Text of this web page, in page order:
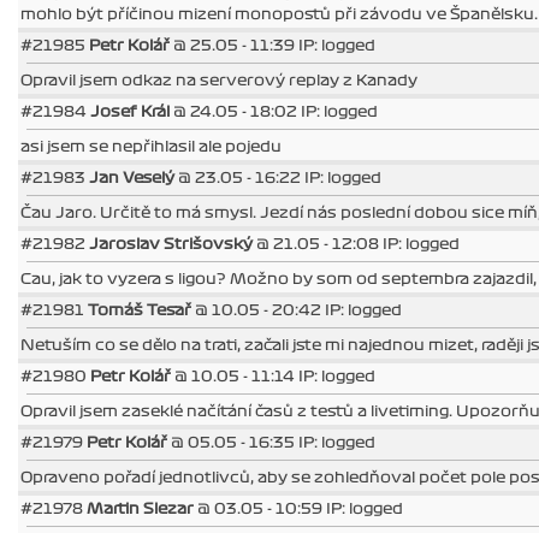
mohlo být příčinou mizení monopostů při závodu ve
#21985 Petr Kolář @ 25.05 - 11:39 IP: logged
Opravil jsem odkaz na serverový replay z Kanady
#21984 Josef Král @ 24.05 - 18:02 IP: logged
asi jsem se nepřihlasil ale pojedu
#21983 Jan Veselý@ 23.05 - 16:22 IP: logged
Čau Jaro. Určitě to má smysl. Jezdí nás poslední dobou sice
#21982 Jaroslav Strišovský@ 21.05 - 12:08 IP: logged
Cau, jak to vyzera s ligou? Možno by som od septembra
#21981 Tomáš Tesař @ 10.05 - 20:42 IP: logged
Netuším co se dělo na trati, začali jste mi najednou mizet, raději
#21980 Petr Kolář @ 10.05 - 11:14 IP: logged
Opravil jsem zaseklé načítání časů z testů a livetiming.
#21979 Petr Kolář @ 05.05 - 16:35 IP: logged
Opraveno pořadí jednotlivců, aby se zohledňoval počet pole
#21978 Martin Slezar @ 03.05 - 10:59 IP: logged